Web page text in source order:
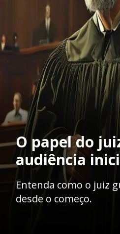
O papel do
audiência
Entenda como o juiz
desde o começo.